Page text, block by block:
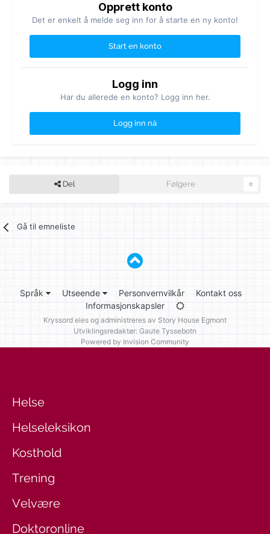
Opprett konto
Det er enkelt å melde seg inn for å starte en ny konto!
Start en konto
Logg inn
Har du allerede en konto? Logg inn her.
Logg inn nå
Del Følgere 0
Gå til emneliste
Språk Utseende Personvernvilkår
Kontakt oss
Informasjonskapsler
Kryssord eies og administreres av Story House Egmont
Utviklingsredaktør: Gaute Tyssebotn
Powered by Invision Community
Helse
Helseleksikon
Kosthold
Trening
Velvære
Doktoronline